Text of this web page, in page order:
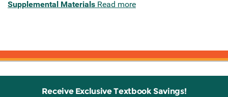
Supplemental Materials Read more
Receive Exclusive Textbook Savings!